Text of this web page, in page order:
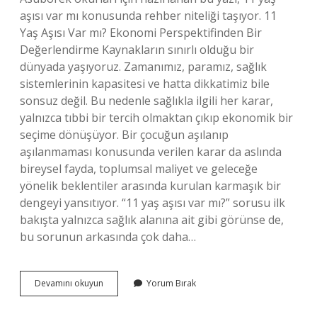
aşısı var mı konusunda rehber niteliği taşıyor. 11
Yaş Aşısı Var mı? Ekonomi Perspektifinden Bir
Değerlendirme Kaynakların sınırlı olduğu bir
dünyada yaşıyoruz. Zamanımız, paramız, sağlık
sistemlerinin kapasitesi ve hatta dikkatimiz bile
sonsuz değil. Bu nedenle sağlıkla ilgili her karar,
yalnızca tıbbi bir tercih olmaktan çıkıp ekonomik bir
seçime dönüşüyor. Bir çocuğun aşılanıp
aşılanmaması konusunda verilen karar da aslında
bireysel fayda, toplumsal maliyet ve geleceğe
yönelik beklentiler arasında kurulan karmaşık bir
dengeyi yansıtıyor. “11 yaş aşısı var mı?” sorusu ilk
bakışta yalnızca sağlık alanına ait gibi görünse de,
bu sorunun arkasında çok daha…
Devamını okuyun
yaş
Yorum Bırak